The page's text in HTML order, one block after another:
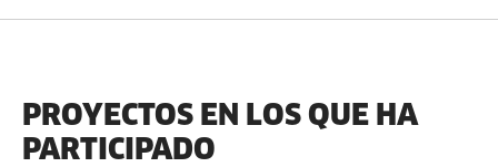
PROYECTOS EN LOS QUE HA
PARTICIPADO